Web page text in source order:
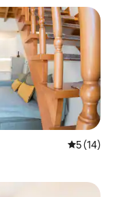
5 (14)